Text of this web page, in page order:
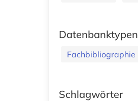
Datenbanktypen
Fachbibliographie
Schlagwörter